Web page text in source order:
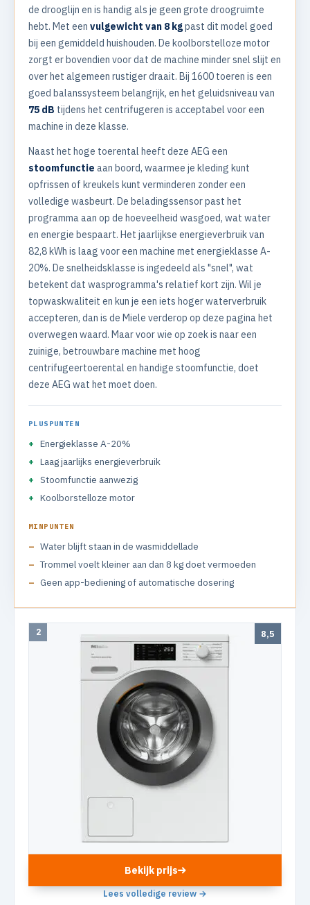
de drooglijn en is handig als je geen grote droogruimte
hebt. Met een vulgewicht van 8 kgpast dit model goed
bij een gemiddeld huishouden. De koolborstelloze motor
zorgt er bovendien voor dat de machine minder snel slijt en
over het algemeen rustiger draait. Bij 1600 toeren is een
goed balanssysteem belangrijk, en het geluidsniveau van
75 dB tijdens het centrifugeren is acceptabel voor een
machine in deze klasse.
Naast het hoge toerental heeft deze AEG een
stoomfunctie aan boord, waarmee je kleding kunt
opfrissen of kreukels kunt verminderen zonder een
volledige wasbeurt. De beladingssensor past het
programma aan op de hoeveelheid wasgoed, wat water
en energie bespaart. Het jaarlijkse energieverbruik van
82,8 kWh is laag voor een machine met energieklasse A-
20%. De snelheidsklasse is ingedeeld als "snel", wat
betekent dat wasprogramma's relatief kort zijn. Wil je
topwaskwaliteit en kun je een iets hoger waterverbruik
accepteren, dan is de Miele verderop op deze pagina het
overwegen waard. Maar voor wie op zoek is naar een
zuinige, betrouwbare machine met hoog
centrifugeertoerental en handige stoomfunctie, doet
deze AEG wat het moet doen.
PLUSPUNTEN
Energieklasse A-20%
Laag jaarlijks energieverbruik
Stoomfunctie aanwezig
Koolborstelloze motor
MINPUNTEN
Water blijft staan in de wasmiddellade
Trommel voelt kleiner aan dan 8 kg doet vermoeden
Geen app-bediening of automatische dosering
2 8,5
Bekijk prijs
Lees volledige review →